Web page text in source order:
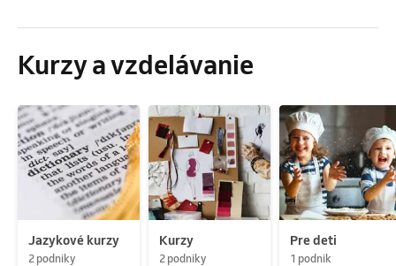
Kurzy a vzdelávanie
Jazykové kurzy
2 podniky
Kurzy
2 podniky
Pre deti
1 podnik